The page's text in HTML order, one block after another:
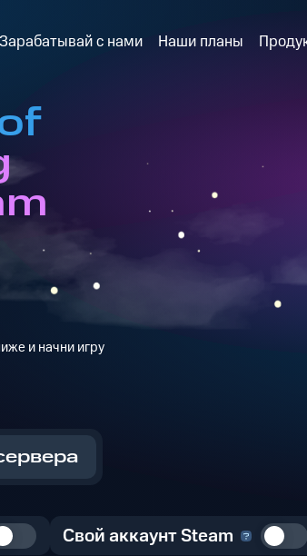
Зарабатывай с нами Наши планы
и начни игру
Свой аккаунт Steam